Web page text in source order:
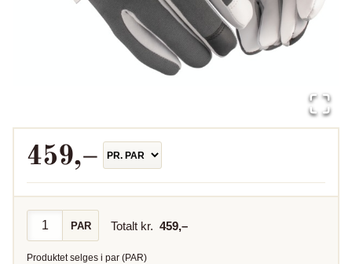
459,–
PAR Totalt kr. 459,–
Produktet selges i par (PAR)